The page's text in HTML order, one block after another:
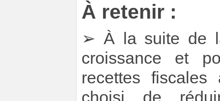
À retenir :
➢ À la suite de
croissance et
recettes fiscales
choisi de